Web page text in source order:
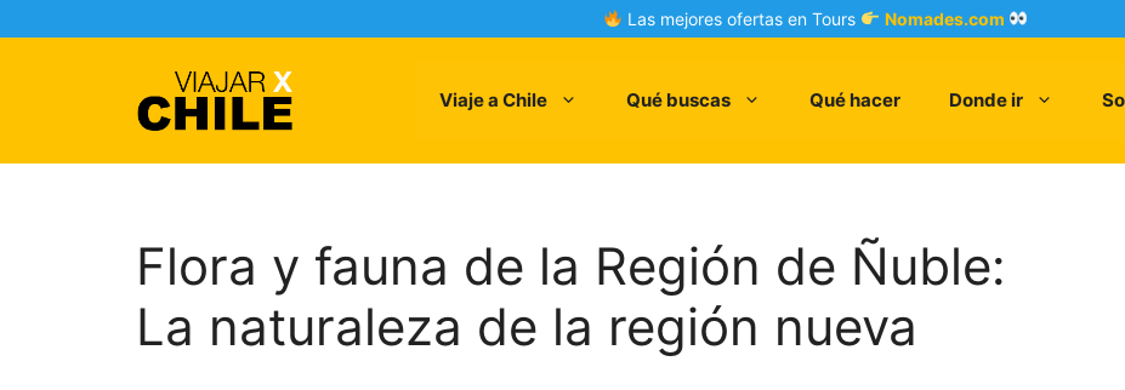
to
Las mejores ofertas en Tours Nomades.com
Viaje a Chile Qué buscas Qué hacer Donde ir
Flora y fauna de la Región de Ñuble:
La naturaleza de la región nueva